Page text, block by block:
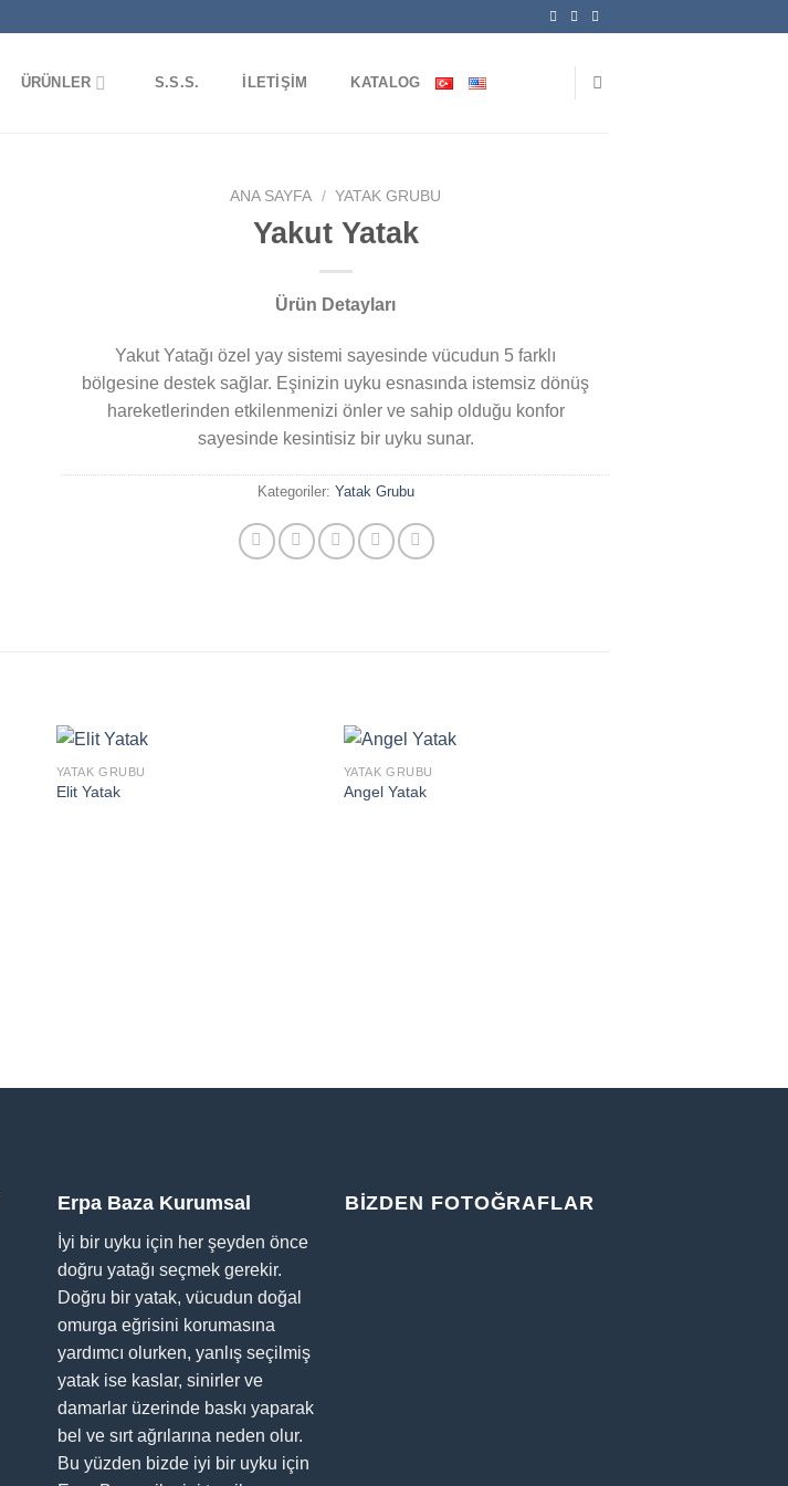
ÜRÜNLER S.S.S. İLETIŞIM KATALOG
ANA SAYFA / YATAK GRUBU
Yakut Yatak
Ürün Detayları
Yakut Yatağı özel yay sistemi sayesinde vücudun 5 farklı
bölgesine destek sağlar. Eşinizin uyku esnasında istemsiz dönüş
hareketlerinden etkilenmenizi önler ve sahip olduğu konfor
sayesinde kesintisiz bir uyku sunar.
Kategoriler: Yatak Grubu
YATAK GRUBU
Elit Yatak
YATAK GRUBU
Angel Yatak
Erpa Baza Kurumsal
İyi bir uyku için her şeyden önce
doğru yatağı seçmek gerekir.
Doğru bir yatak, vücudun doğal
omurga eğrisini korumasına
yardımcı olurken, yanlış seçilmiş
yatak ise kaslar, sinirler ve
damarlar üzerinde baskı yaparak
bel ve sırt ağrılarına neden olur.
Bu yüzden bizde iyi bir uyku için
BIZDEN FOTOĞRAFLAR